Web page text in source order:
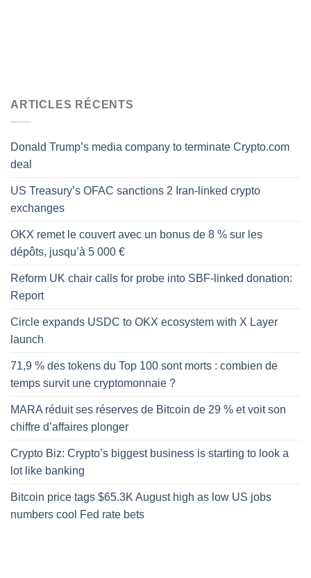
ARTICLES RÉCENTS
Donald Trump’s media company to terminate Crypto.com
deal
US Treasury’s OFAC sanctions 2 Iran-linked crypto
exchanges
OKX remet le couvert avec un bonus de 8 % sur les
dépôts, jusqu’à 5 000 €
Reform UK chair calls for probe into SBF-linked donation:
Report
Circle expands USDC to OKX ecosystem with X Layer
launch
71,9 % des tokens du Top 100 sont morts : combien de
temps survit une cryptomonnaie ?
MARA réduit ses réserves de Bitcoin de 29 % et voit son
chiffre d’affaires plonger
Crypto Biz: Crypto’s biggest business is starting to look a
lot like banking
Bitcoin price tags $65.3K August high as low US jobs
numbers cool Fed rate bets